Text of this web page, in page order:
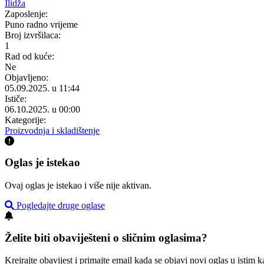
Ilidža
Zaposlenje:
Puno radno vrijeme
Broj izvršilaca:
1
Rad od kuće:
Ne
Objavljeno:
05.09.2025. u 11:44
Ističe:
06.10.2025. u 00:00
Kategorije:
Proizvodnja i skladištenje
Oglas je istekao
Ovaj oglas je istekao i više nije aktivan.
Pogledajte druge oglase
Želite biti obaviješteni o sličnim oglasima?
Kreirajte obavijest i primajte email kada se objavi novi oglas u istim